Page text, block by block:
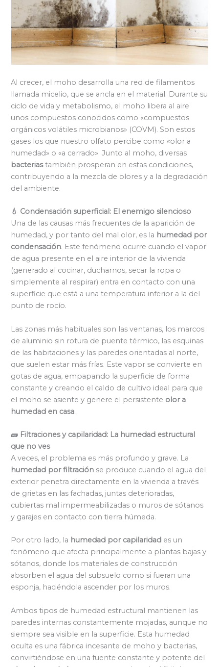
Al crecer, el moho desarrolla una red de filamentos
llamada micelio, que se ancla en el material. Durante su
ciclo de vida y metabolismo, el moho libera al aire
unos compuestos conocidos como «compuestos
orgánicos volátiles microbianos» (COVM). Son estos
gases los que nuestro olfato percibe como «olor a
humedad» o «a cerrado». Junto al moho, diversas
bacteriastambién prosperan en estas condiciones,
contribuyendo a la mezcla de olores y a la degradación
del ambiente.
💧 Condensación superficial: El enemigo silencioso
Una de las causas más frecuentes de la aparición de
humedad, y por tanto del mal olor, es la humedad por
condensación. Este fenómeno ocurre cuando el vapor
de agua presente en el aire interior de la vivienda
(generado al cocinar, ducharnos, secar la ropa o
simplemente al respirar) entra en contacto con una
superficie que está a una temperatura inferior a la del
punto de rocío.
Las zonas más habituales son las ventanas, los marcos
de aluminio sin rotura de puente térmico, las esquinas
de las habitaciones y las paredes orientadas al norte,
que suelen estar más frías. Este vapor se convierte en
gotas de agua, empapando la superficie de forma
constante y creando el caldo de cultivo ideal para que
el moho se asiente y genere el persistente olor a
humedad en casa.
🧱 Filtraciones y capilaridad: La humedad estructural
que no ves
A veces, el problema es más profundo y grave. La
humedad por filtración se produce cuando el agua del
exterior penetra directamente en la vivienda a través
de grietas en las fachadas, juntas deterioradas,
cubiertas mal impermeabilizadas o muros de sótanos
y garajes en contacto con tierra húmeda.
Por otro lado, la humedad por capilaridad es un
fenómeno que afecta principalmente a plantas bajas y
sótanos, donde los materiales de construcción
absorben el agua del subsuelo como si fueran una
esponja, haciéndola ascender por los muros.
Ambos tipos de humedad estructural mantienen las
paredes internas constantemente mojadas, aunque no
siempre sea visible en la superficie. Esta humedad
oculta es una fábrica incesante de moho y bacterias,
convirtiéndose en una fuente constante y potente del